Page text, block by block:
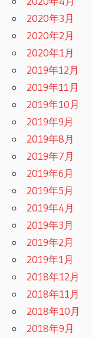
2020年3月
2020年2月
2020年1月
2019年12月
2019年11月
2019年10月
2019年9月
2019年8月
2019年7月
2019年6月
2019年5月
2019年4月
2019年3月
2019年2月
2019年1月
2018年12月
2018年11月
2018年10月
2018年9月